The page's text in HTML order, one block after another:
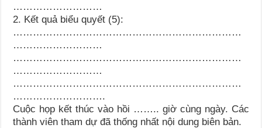
………………………
2. Kết quả biểu quyết (5):
……………………………………………………………
………………………
……………………………………………………………
………………………
……………………………………………………………
……………………….
Cuộc họp kết thúc vào hồi …….. giờ cùng ngày. Các
thành viên tham dự đã thống nhất nội dung biên bản.